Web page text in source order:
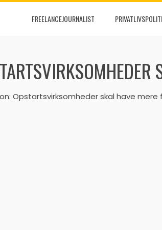
FREELANCEJOURNALIST
Opstartsvirksomheder skal have mere